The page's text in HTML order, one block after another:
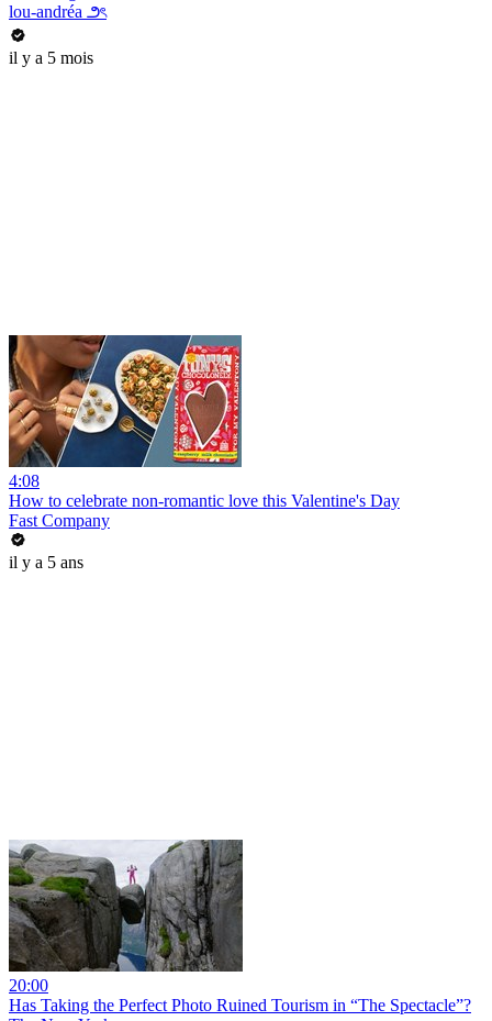
lou-andréa ౨ৎ
il y a 5 mois
4:08
How to celebrate non-romantic love this Valentine's Day
Fast Company
il y a 5 ans
20:00
Has Taking the Perfect Photo Ruined Tourism in “The Spectacle”?